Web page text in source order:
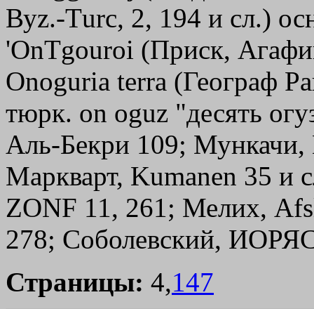
Вуz.-Тurс, 2, 194 и сл.)
'OnТgouroi (Приск,
Onoguria terra (Географ
тюрк. оn oguz "десять
Аль-Бекри 109; Мункачи,
Маркварт, Kumanen 35 и
ZONF 11, 261; Мелих,
278; Соболевский,
Страницы: 4,147